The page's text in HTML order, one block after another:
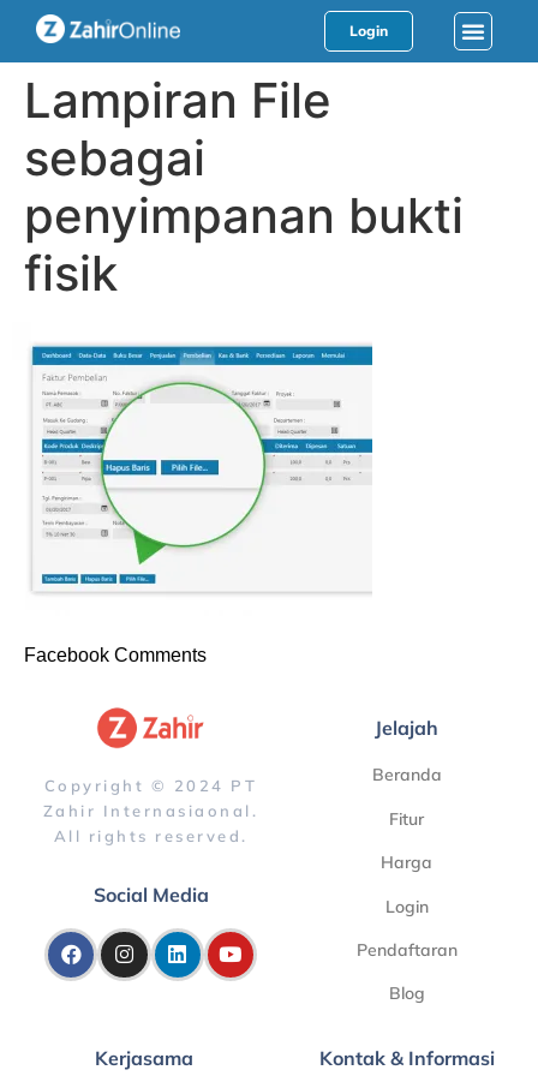
Login
Lampiran File
sebagai
penyimpanan bukti
fisik
Facebook Comments
Copyright © 2024 PT
Zahir Internasiaonal.
All rights reserved.
Social Media
Jelajah
Beranda
Fitur
Harga
Login
Pendaftaran
Blog
Kerjasama Kontak & Informasi